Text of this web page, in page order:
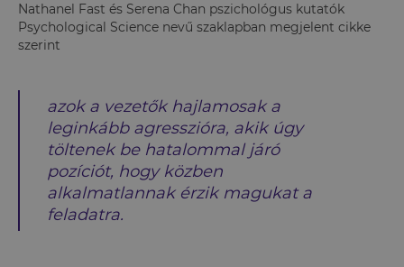
Nathanel Fast és Serena Chan pszichológus kutatók
Psychological Science nevű szaklapban megjelent cikke
szerint
azok a vezetők hajlamosak a
leginkább agresszióra, akik úgy
töltenek be hatalommal járó
pozíciót, hogy közben
alkalmatlannak érzik magukat a
feladatra.